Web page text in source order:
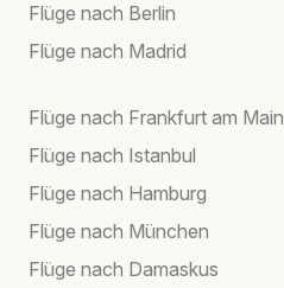
Flüge nach Berlin
Flüge nach Madrid
Flüge nach Frankfurt am Main
Flüge nach Istanbul
Flüge nach Hamburg
Flüge nach München
Flüge nach Damaskus